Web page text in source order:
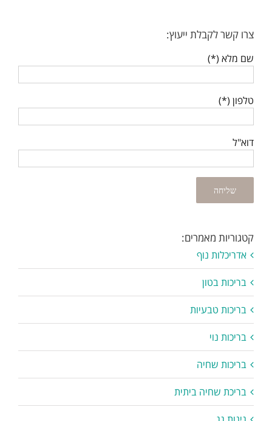
צרו קשר לקבלת ייעוץ:
שם מלא (*)
טלפון (*)
דוא"ל
קטגוריות מאמרים:
אדריכלות נוף
בריכות בטון
בריכות טבעיות
בריכות נוי
בריכות שחיה
בריכת שחיה ביתית